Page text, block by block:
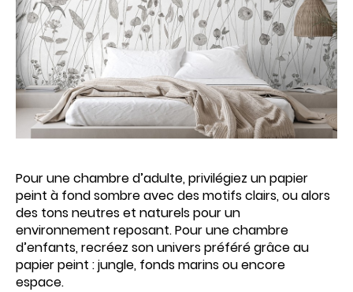
Pour une chambre d’adulte, privilégiez un papier
peint à fond sombre avec des motifs clairs, ou alors
des tons neutres et naturels pour un
environnement reposant. Pour une chambre
d’enfants, recréez son univers préféré grâce au
papier peint : jungle, fonds marins ou encore
espace.